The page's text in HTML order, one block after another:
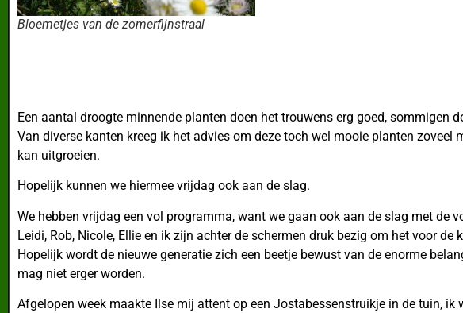
Bloemetjes van de zomerfijnstraal
Een aantal droogte minnende planten doen het trouwens erg goed, sommigen
Van diverse kanten kreeg ik het advies om deze toch wel mooie planten
kan uitgroeien.
Hopelijk kunnen we hiermee vrijdag ook aan de slag.
We hebben vrijdag een vol programma, want we gaan ook aan de slag met de
Leidi, Rob, Nicole, Ellie en ik zijn achter de schermen druk bezig om het voor
Hopelijk wordt de nieuwe generatie zich een beetje bewust van de enorme
mag niet erger worden.
Afgelopen week maakte Ilse mij attent op een Jostabessenstruikje in de tuin,